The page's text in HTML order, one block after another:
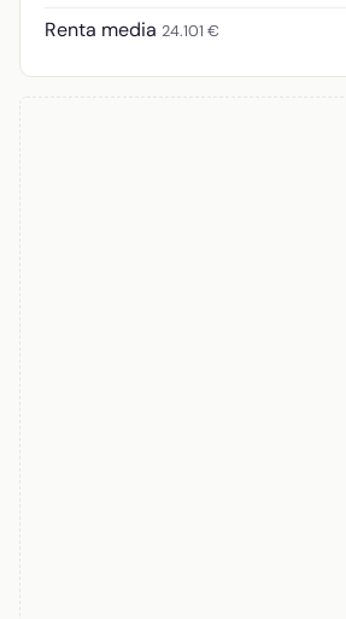
Renta media 24.101 €